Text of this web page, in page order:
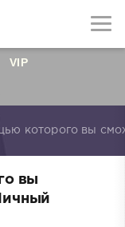
VIP
которого вы
вы